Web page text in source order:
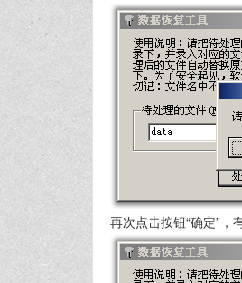
再次点击按钮“确定”，